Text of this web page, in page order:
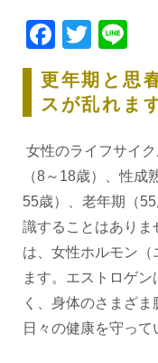
更年期と思
スが乱れま
女性のライフサイ
（8～18歳）、性成
55歳）、老年期（
識することはありま
は、女性ホルモン
ます。エストロゲ
く、身体のさまざ
日々の健康を守って